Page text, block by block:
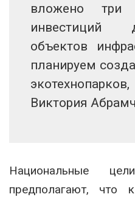
вложено три
инвестиций
объектов
планируем
Виктория
Национальные
предполагают, что